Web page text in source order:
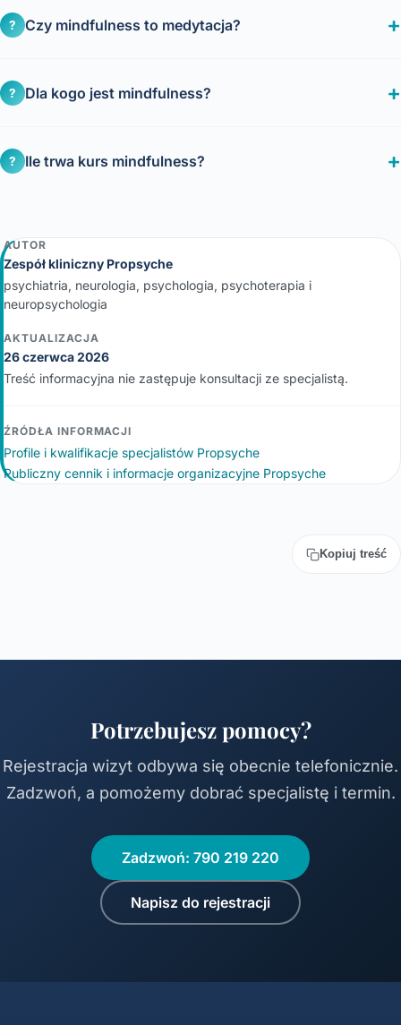
? Czy mindfulness to medytacja?
? Dla kogo jest mindfulness?
? Ile trwa kurs mindfulness?
AUTOR
Zespół kliniczny Propsyche
psychiatria, neurologia, psychologia, psychoterapia i
neuropsychologia
AKTUALIZACJA
26 czerwca 2026
Treść informacyjna nie zastępuje konsultacji ze specjalistą.
ŹRÓDŁA INFORMACJI
Profile i kwalifikacje specjalistów Propsyche
Publiczny cennik i informacje organizacyjne Propsyche
Kopiuj treść
Potrzebujesz pomocy?
Rejestracja wizyt odbywa się obecnie telefonicznie.
Zadzwoń, a pomożemy dobrać specjalistę i termin.
Zadzwoń: 790 219 220
Napisz do rejestracji